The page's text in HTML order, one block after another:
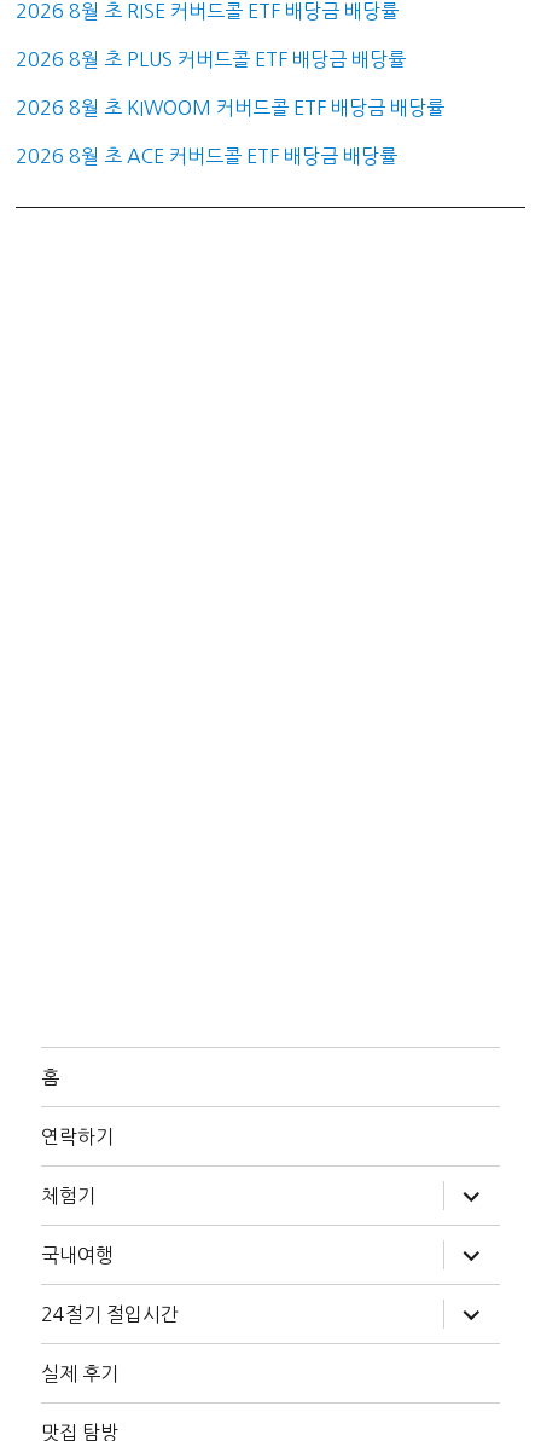
2026 8월 초 RISE 커버드콜 ETF 배당금 배당률
2026 8월 초 PLUS 커버드콜 ETF 배당금 배당률
2026 8월 초 KIWOOM 커버드콜 ETF 배당금 배당률
2026 8월 초 ACE 커버드콜 ETF 배당금 배당률
홈
연락하기
체험기
위
메
확
장
국내여행
위
메
확
장
24절기 절입시간
위
메
장
실제 후기
맛집 탐방